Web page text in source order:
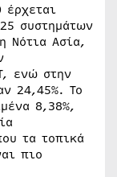
συστημάτων
Νότια Ασία,
ενώ στην
24,45%. Το
8,38%,
τα τοπικά
πιο